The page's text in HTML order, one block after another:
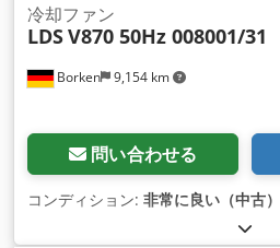
Borken 9,154 km
冷却ファン
LDSV870 50Hz 008001/31
問い合わせる
コンディション: 非常に良い（中古）